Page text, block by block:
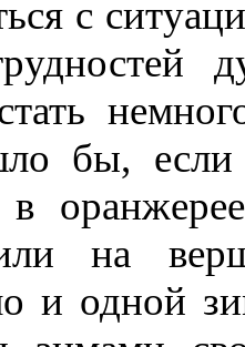
с
бы,
в
на
и одной